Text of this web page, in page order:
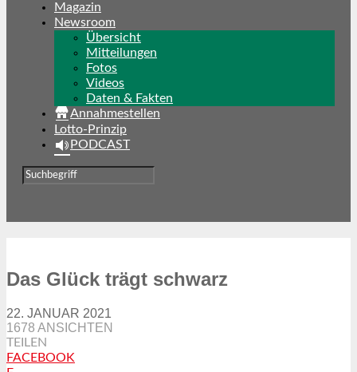
Magazin
Newsroom
Übersicht
Mitteilungen
Fotos
Videos
Daten & Fakten
Annahmestellen
Lotto-Prinzip
PODCAST
Das Glück trägt schwarz
22. JANUAR 2021
1678 ANSICHTEN
TEILEN
FACEBOOK